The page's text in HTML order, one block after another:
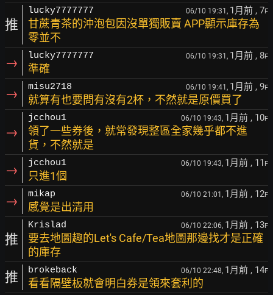
推
lucky7777777 06/10 19:31, 1月前 , 7F
甘蔗青茶的沖泡包因沒單獨販賣 APP顯示庫存為
零並不
→ lucky7777777 06/10 19:31, 1月前 , 8F
準確
→ misu2718 06/10 19:41, 1月前 , 9F
就算有也要問有沒有2杯，不然就是原價買了
→
jcchou1 06/10 19:43, 1月前 , 10F
領了一些券後，就常發現整區全家幾乎都不進
貨，不然就是
→ jcchou1 06/10 19:43, 1月前 , 11 F
只進1個
→ mikap 06/10 21:01, 1月前 , 12F
感覺是出清用
推
Krislad 06/10 22:06, 1月前 , 13F
要去地圖趣的Let's Cafe/Tea地圖那邊找才是正確
的庫存
推 brokeback 06/10 22:48, 1月前 , 14F
看看隔壁板就會明白券是領來套利的